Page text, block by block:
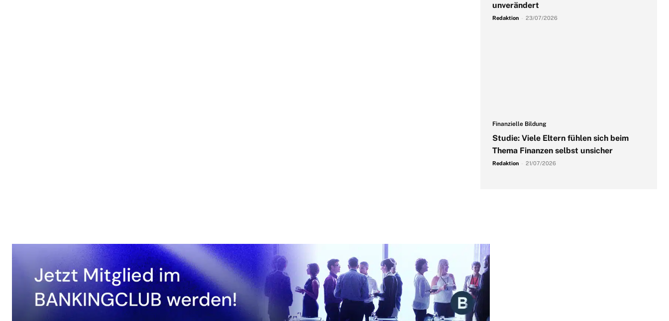
unverändert
Redaktion 23/07/2026
Finanzielle Bildung
Studie: Viele Eltern fühlen sich beim
Thema Finanzen selbst unsicher
Redaktion 21/07/2026